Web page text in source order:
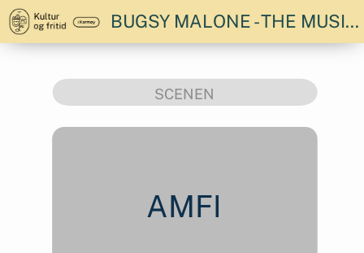
BUGSY MALONE - THE MUSICAL! FREDAG KL. 19.30
SCENEN
AMFI